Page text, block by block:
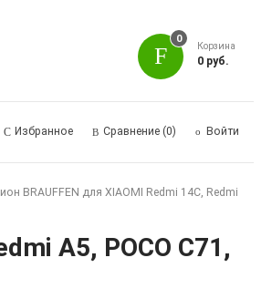
0
Корзина
0 руб.
Избранное Сравнение (0) Войти
BRAUFFEN для XIAOMI Redmi 14C, Redmi
A5, POCO C71,